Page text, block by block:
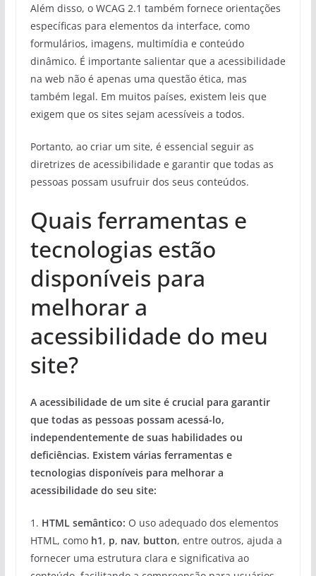
Além disso, o WCAG 2.1 também fornece orientações
específicas para elementos da interface, como
formulários, imagens, multimídia e conteúdo
dinâmico. É importante salientar que a acessibilidade
na web não é apenas uma questão ética, mas
também legal. Em muitos países, existem leis que
exigem que os sites sejam acessíveis a todos.
Portanto, ao criar um site, é essencial seguir as
diretrizes de acessibilidade e garantir que todas as
pessoas possam usufruir dos seus conteúdos.
Quais ferramentas e
tecnologias estão
disponíveis para
melhorar a
acessibilidade do meu
site?
A acessibilidade de um site é crucial para garantir
que todas as pessoas possam acessá-lo,
independentemente de suas habilidades ou
deficiências. Existem várias ferramentas e
tecnologias disponíveis para melhorar a
acessibilidade do seu site:
1. HTML semântico: O uso adequado dos elementos
HTML, como h1, p, nav, button, entre outros, ajuda a
fornecer uma estrutura clara e significativa ao